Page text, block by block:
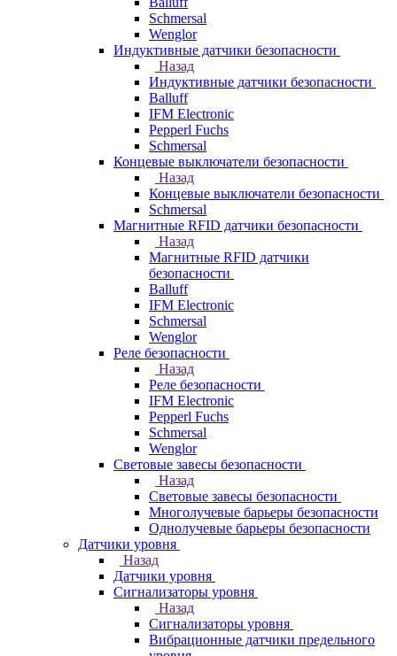
Schmersal
Wenglor
Индуктивные датчики безопасности
Назад
Индуктивные датчики безопасности
Balluff
IFM Electronic
Pepperl Fuchs
Schmersal
Концевые выключатели безопасности
Назад
Концевые выключатели безопасности
Schmersal
Магнитные RFID датчики безопасности
Назад
Магнитные RFID датчики
безопасности
Balluff
IFM Electronic
Schmersal
Wenglor
Реле безопасности
Назад
Реле безопасности
IFM Electronic
Pepperl Fuchs
Schmersal
Wenglor
Световые завесы безопасности
Назад
Световые завесы безопасности
Многолучевые барьеры безопасности
Однолучевые барьеры безопасности
Датчики уровня
Назад
Датчики уровня
Сигнализаторы уровня
Назад
Сигнализаторы уровня
Вибрационные датчики предельного